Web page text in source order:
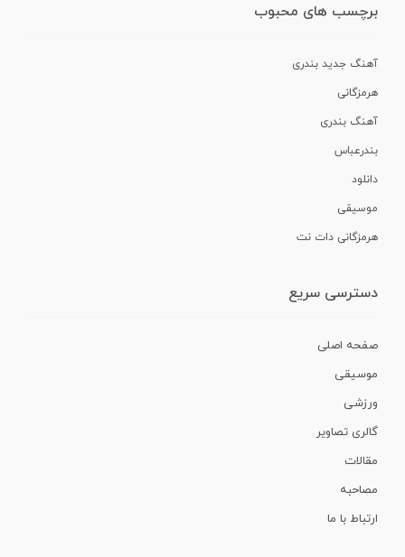
برچسب های محبوب
آهنگ جدید بندری
هرمزگانی
آهنگ بندری
بندرعباس
دانلود
موسیقی
هرمزگانی دات نت
دسترسی سریع
صفحه اصلی
موسیقی
ورزشی
گالری تصاویر
مقالات
مصاحبه
ارتباط با ما